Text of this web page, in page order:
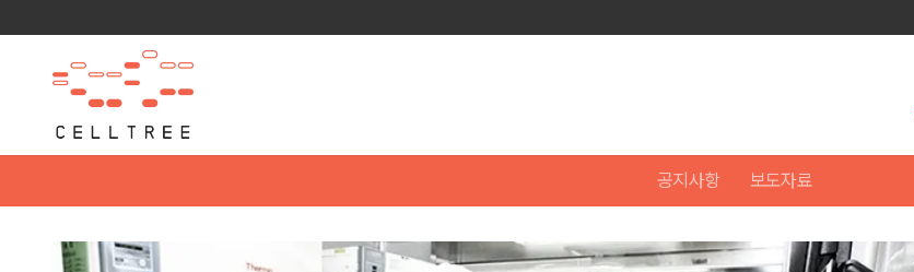
공지사항 보도자료